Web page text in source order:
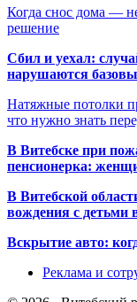
Когда снос дома —
решение
Сбил и уехал:
нарушаются
Натяжные потолки
что нужно знать
В Витебске при
пенсионерка:
В Витебской
вождения с детьми
Вскрытие авто:
Реклама и